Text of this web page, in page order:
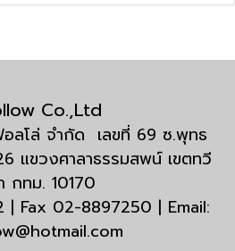
Co.,Ltd
ลโล่ จำกัด เลขที่ 69 ซ.พุทธ
แขวงศาลาธรรมสพน์ เขตทวี
กทม. 10170
| Fax 02-8897250 | Email: